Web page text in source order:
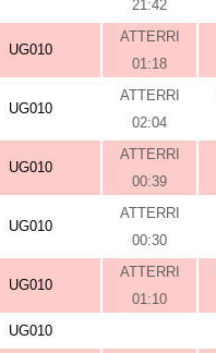
21:42
UG010
ATTERRI
01:18
UG010
ATTERRI
02:04
UG010
ATTERRI
00:39
UG010
ATTERRI
00:30
UG010
ATTERRI
01:10
UG010